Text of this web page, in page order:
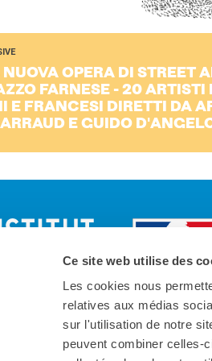
Ce site web utilise des
Les cookies nous
relatives aux médias
sur l'utilisation de notre
peuvent combiner celles-
Grand Tour
artistiche
E AUDIOVISIVO
XR
RICERCA,
in Francia, grazie a
OPERA DI STREET
FAR­NE­SE - 20
E FRAN­CE­SI DI­RET­TI DA
E GUIDO